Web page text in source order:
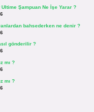
Şampuan Ne İşe Yarar ?
bahsederken ne denir ?
gönderilir ?
mı ?
mı ?